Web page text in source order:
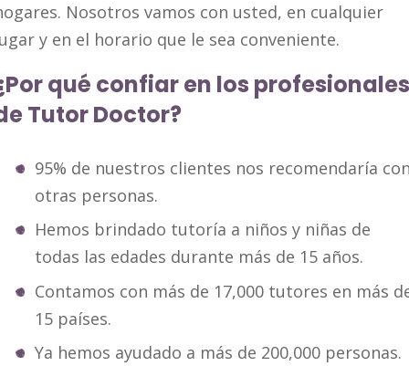
Nosotros vamos con usted, en cualquier
y en el horario que le sea conveniente.
qué confiar en los profesionales
Tutor Doctor?
95% de nuestros clientes nos recomendaría
otras personas.
Hemos brindado tutoría a niños y niñas de
todas las edades durante más de 15 años.
Contamos con más de 17,000 tutores en más
15 países.
Ya hemos ayudado a más de 200,000 personas.